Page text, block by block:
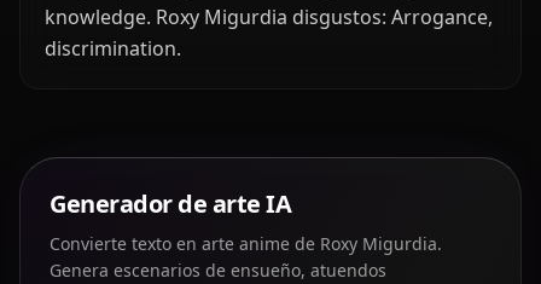
knowledge. Roxy Migurdia disgustos: Arrogance,
discrimination.
Generador de arte IA
Convierte texto en arte anime de Roxy Migurdia.
Genera escenarios de ensueño, atuendos